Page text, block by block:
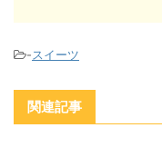
-スイーツ
関連記事